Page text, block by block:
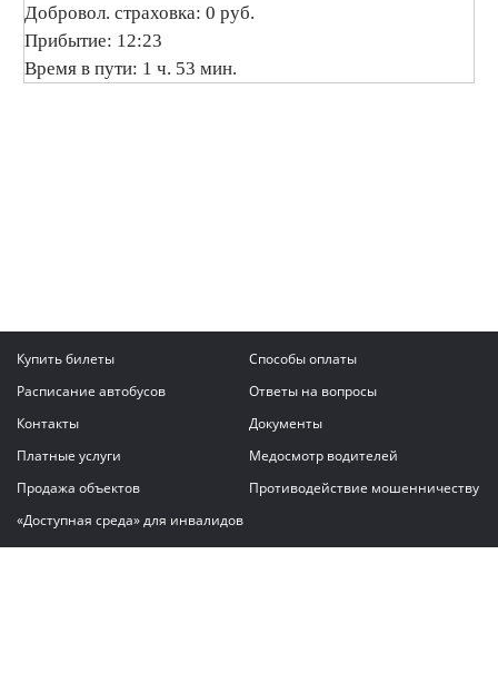
Добровол. страховка: 0 руб.
Прибытие: 12:23
Время в пути: 1 ч. 53 мин.
Купить билеты
Способы оплаты
Расписание автобусов
Ответы на вопросы
Контакты
Документы
Платные услуги
Медосмотр водителей
Продажа объектов
Противодействие мошенничеству
«Доступная среда» для инвалидов